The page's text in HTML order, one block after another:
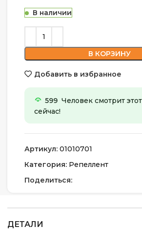
В наличии
В КОРЗИНУ
Добавить в избранное
599 Человек смотрит
сейчас!
Артикул: 01010701
Категория: Репеллент
Поделиться:
ДЕТАЛИ